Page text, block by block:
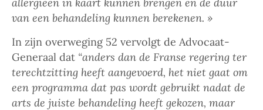
van een behandeling kunnen berekenen. »
In zijn overweging 52 vervolgt de Advocaat-
Generaal dat “anders dan de Franse regering ter
terechtzitting heeft aangevoerd, het niet gaat om
een programma dat pas wordt gebruikt nadat de
arts de juiste behandeling heeft gekozen, maar